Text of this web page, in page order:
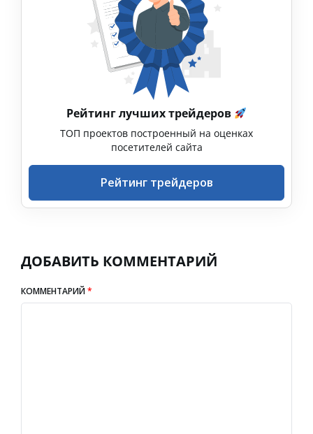
Рейтинг лучших трейдеров
ТОП проектов построенный на оценках
посетителей сайта
Рейтинг трейдеров
ДОБАВИТЬ КОММЕНТАРИЙ
КОММЕНТАРИЙ*